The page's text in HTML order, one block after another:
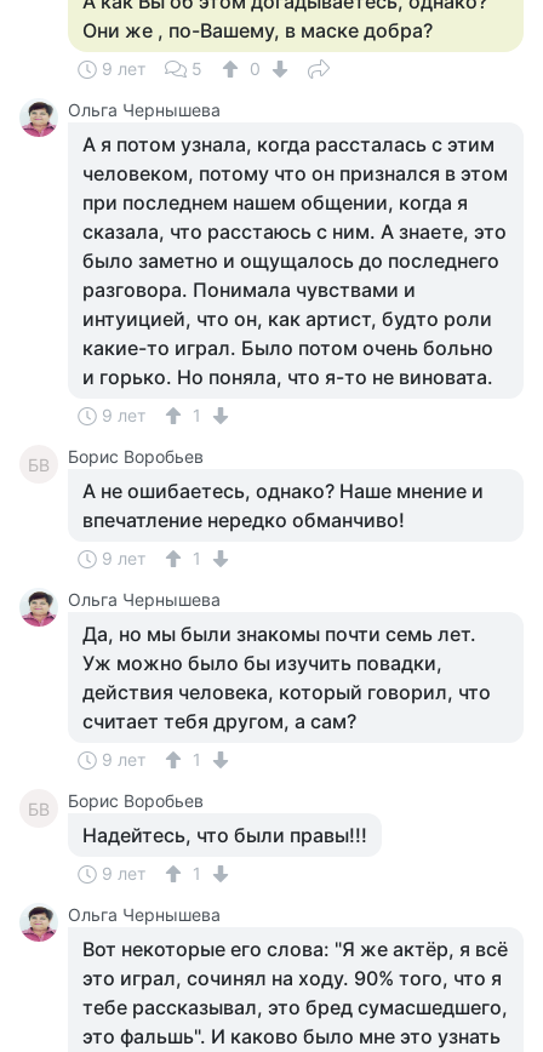
Они же , по-Вашему, в маске добра?
9 лет 5
0
Ольга Чернышева
А я потом узнала, когда рассталась с этим
человеком, потому что он признался в этом
при последнем нашем общении, когда я
сказала, что расстаюсь с ним. А знаете, это
было заметно и ощущалось до последнего
разговора. Понимала чувствами и
интуицией, что он, как артист, будто роли
какие-то играл. Было потом очень больно
и горько. Но поняла, что я-то не виновата.
9 лет 1
БВ Борис Воробьев
А не ошибаетесь, однако? Наше мнение и
впечатление нередко обманчиво!
9 лет
1
Ольга Чернышева
Да, но мы были знакомы почти семь лет.
Уж можно было бы изучить повадки,
действия человека, который говорил, что
считает тебя другом, а сам?
9 лет 1
БВ Борис Воробьев
Надейтесь, что были правы!!!
9 лет
1
Ольга Чернышева
Вот некоторые его слова: "Я же актёр, я всё
это играл, сочинял на ходу. 90% того, что я
тебе рассказывал, это бред сумасшедшего,
это фальшь". И каково было мне это узнать